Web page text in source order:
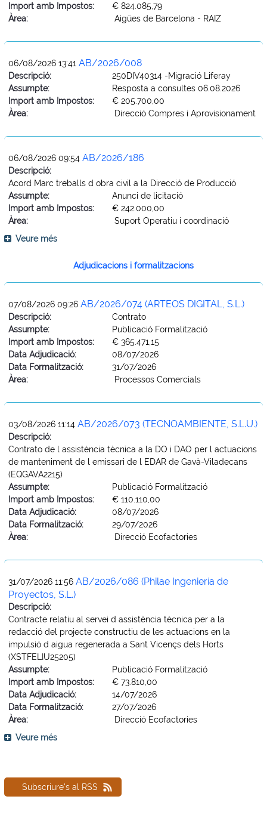
Import amb Impostos:
€ 824.085,79
Àrea:
Aigües de Barcelona - RAIZ
06/08/2026 13:41 AB/2026/008
Descripció:
250DIV40314 -Migració Liferay
Assumpte:
Resposta a consultes 06.08.2026
Import amb Impostos:
€ 205.700,00
Àrea:
Direcció Compres i Aprovisionament
06/08/2026 09:54 AB/2026/186
Descripció:
Acord Marc treballs d obra civil a la Direcció de Producció
Assumpte:
Anunci de licitació
Import amb Impostos:
€ 242.000,00
Àrea:
Suport Operatiu i coordinació
Veure més
Adjudicacions i formalitzacions
07/08/2026 09:26 AB/2026/074 (ARTEOS DIGITAL, S.L.)
Descripció:
Contrato
Assumpte:
Publicació Formalització
Import amb Impostos:
€ 365.471,15
Data Adjudicació:
08/07/2026
Data Formalització:
31/07/2026
Àrea:
Processos Comercials
03/08/2026 11:14 AB/2026/073 (TECNOAMBIENTE, S.L.U.)
Descripció:
Contrato de l assistència tècnica a la DO i DAO per l actuacions
de manteniment de l emissari de l EDAR de Gavà-Viladecans
(EQGAVA2215)
Assumpte:
Publicació Formalització
Import amb Impostos:
€ 110.110,00
Data Adjudicació:
08/07/2026
Data Formalització:
29/07/2026
Àrea:
Direcció Ecofactories
31/07/2026 11:56 AB/2026/086 (Philae Ingeniería de
Proyectos, S.L.)
Descripció:
Contracte relatiu al servei d assistència tècnica per a la
redacció del projecte constructiu de les actuacions en la
impulsió d aigua regenerada a Sant Vicençs dels Horts
(XSTFELIU25205)
Assumpte:
Publicació Formalització
Import amb Impostos:
€ 73.810,00
Data Adjudicació:
14/07/2026
Data Formalització:
27/07/2026
Àrea:
Direcció Ecofactories
Veure més
Subscriure's al RSS